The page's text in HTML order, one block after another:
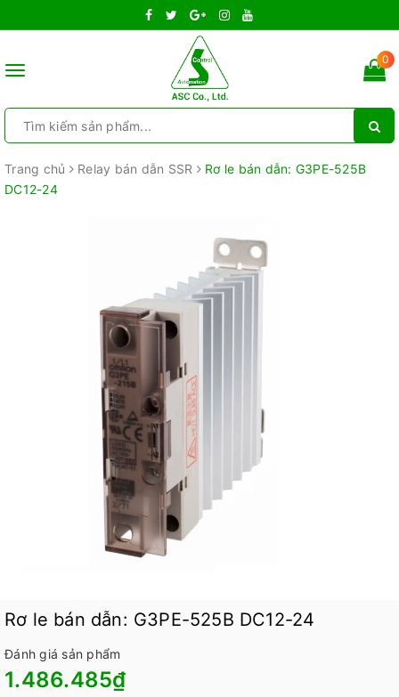
Toggle
0
Trang chủ Relay bán dẫn SSR
Rơ le bán dẫn: G3PE-525B
DC12-24
Rơ le bán dẫn: G3PE-525B DC12-24
Đánh giá sản phẩm
1.486.485₫